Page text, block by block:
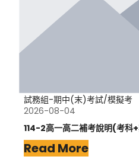
試務組-期中(末)考試/模擬考
2026-08-04
114-2高一高二補考說明(考科
Read More